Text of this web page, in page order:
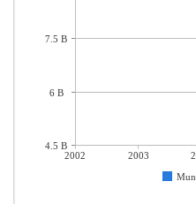
2002 2003
7.5 B
6 B
4.5 B